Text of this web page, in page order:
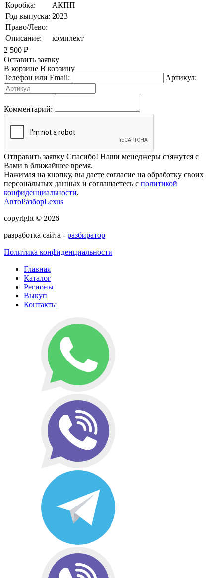
Коробка:
АКПП
Год выпуска: 2023
Право/Лево:
Описание:
комплект
2 500 ₽
Оставить заявку
В корзине В корзину
Телефон или Email:
Артикул:
Комментарий:
Отправить заявку Спасибо! Наши менеджеры свяжутся с
Вами в ближайшее время.
Нажимая на кнопку, вы даете согласие на обработку своих
персональных данных и соглашаетесь с политикой
конфиденциальности.
АвтоРазборLexus
copyright © 2026
разработка сайта - разбиратор
Политика конфиденциальности
Главная
Каталог
Регионы
Выкуп
Контакты